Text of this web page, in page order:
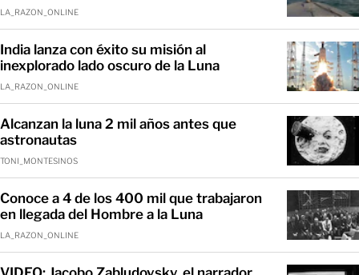
LA_RAZON_ONLINE
India lanza con éxito su misión al
inexplorado lado oscuro de la Luna
LA_RAZON_ONLINE
Alcanzan la luna 2 mil años antes que
astronautas
TONI_MONTESINOS
Conoce a 4 de los 400 mil que trabajaron
en llegada del Hombre a la Luna
LA_RAZON_ONLINE